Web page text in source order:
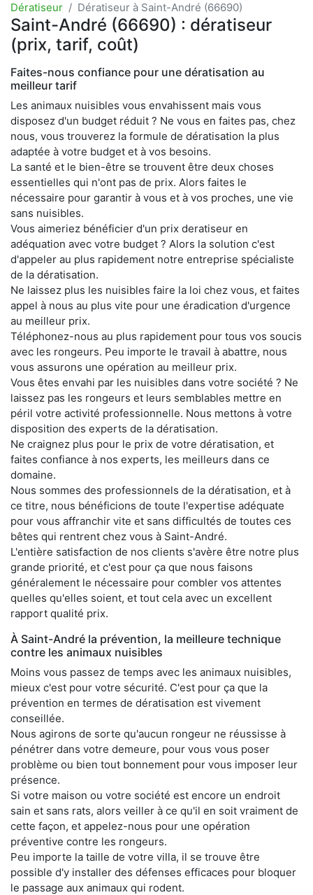
Dératiseur Dératiseur à Saint-André (66690)
Saint-André (66690) : dératiseur
(prix, tarif, coût)
Faites-nous confiance pour une dératisation au
meilleur tarif
Les animaux nuisibles vous envahissent mais vous
disposez d'un budget réduit ? Ne vous en faites pas, chez
nous, vous trouverez la formule de dératisation la plus
adaptée à votre budget et à vos besoins.
La santé et le bien-être se trouvent être deux choses
essentielles qui n'ont pas de prix. Alors faites le
nécessaire pour garantir à vous et à vos proches, une vie
sans nuisibles.
Vous aimeriez bénéficier d'un prix deratiseur en
adéquation avec votre budget ? Alors la solution c'est
d'appeler au plus rapidement notre entreprise spécialiste
de la dératisation.
Ne laissez plus les nuisibles faire la loi chez vous, et faites
appel à nous au plus vite pour une éradication d'urgence
au meilleur prix.
Téléphonez-nous au plus rapidement pour tous vos soucis
avec les rongeurs. Peu importe le travail à abattre, nous
vous assurons une opération au meilleur prix.
Vous êtes envahi par les nuisibles dans votre société ? Ne
laissez pas les rongeurs et leurs semblables mettre en
péril votre activité professionnelle. Nous mettons à votre
disposition des experts de la dératisation.
Ne craignez plus pour le prix de votre dératisation, et
faites confiance à nos experts, les meilleurs dans ce
domaine.
Nous sommes des professionnels de la dératisation, et à
ce titre, nous bénéficions de toute l'expertise adéquate
pour vous affranchir vite et sans difficultés de toutes ces
bêtes qui rentrent chez vous à Saint-André.
L'entière satisfaction de nos clients s'avère être notre plus
grande priorité, et c'est pour ça que nous faisons
généralement le nécessaire pour combler vos attentes
quelles qu'elles soient, et tout cela avec un excellent
rapport qualité prix.
À Saint-André la prévention, la meilleure technique
contre les animaux nuisibles
Moins vous passez de temps avec les animaux nuisibles,
mieux c'est pour votre sécurité. C'est pour ça que la
prévention en termes de dératisation est vivement
conseillée.
Nous agirons de sorte qu'aucun rongeur ne réussisse à
pénétrer dans votre demeure, pour vous vous poser
problème ou bien tout bonnement pour vous imposer leur
présence.
Si votre maison ou votre société est encore un endroit
sain et sans rats, alors veiller à ce qu'il en soit vraiment de
cette façon, et appelez-nous pour une opération
préventive contre les rongeurs.
Peu importe la taille de votre villa, il se trouve être
possible d'y installer des défenses efficaces pour bloquer
le passage aux animaux qui rodent.